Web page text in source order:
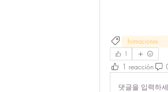
formaciones
1
1 reacción
댓글을 입력하세